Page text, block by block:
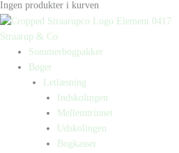
Ingen produkter i kurven
Straarup & Co
Sommerbogpakker
Bøger
Letlæsning
Indskolingen
Mellemtrinnet
Udskolingen
Bogkasser